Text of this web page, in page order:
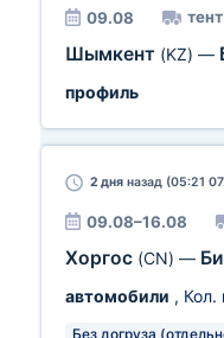
09.08 тент
Шымкент (KZ) —
профиль
2 дня назад (05:21
09.08–16.08
Хоргос (CN) —
автомобили ,
Без догруза